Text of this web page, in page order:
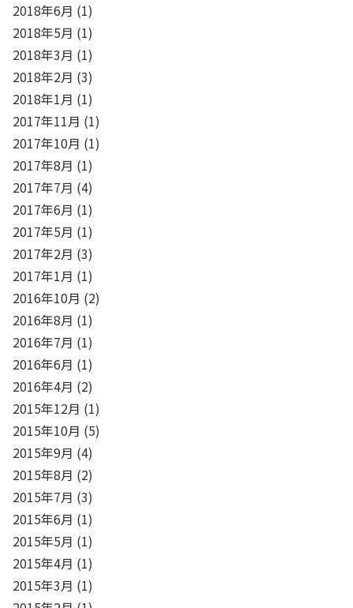
2018年6月 (1)
2018年5月 (1)
2018年3月 (1)
2018年2月 (3)
2018年1月 (1)
2017年11月 (1)
2017年10月 (1)
2017年8月 (1)
2017年7月 (4)
2017年6月 (1)
2017年5月 (1)
2017年2月 (3)
2017年1月 (1)
2016年10月 (2)
2016年8月 (1)
2016年7月 (1)
2016年6月 (1)
2016年4月 (2)
2015年12月 (1)
2015年10月 (5)
2015年9月 (4)
2015年8月 (2)
2015年7月 (3)
2015年6月 (1)
2015年5月 (1)
2015年4月 (1)
2015年3月 (1)